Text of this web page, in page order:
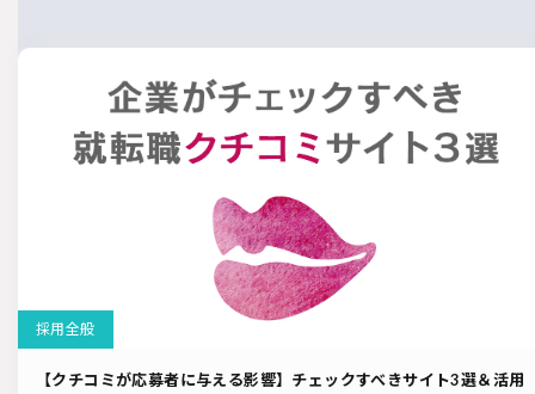
採用全般
【クチコミが応募者に与える影響】チェックすべきサイト3選＆活用